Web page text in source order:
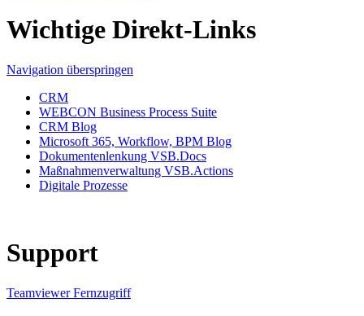
Wichtige Direkt-Links
Navigation überspringen
CRM
WEBCON Business Process Suite
CRM Blog
Microsoft 365, Workflow, BPM Blog
Dokumentenlenkung VSB.Docs
Maßnahmenverwaltung VSB.Actions
Digitale Prozesse
Support
Teamviewer Fernzugriff